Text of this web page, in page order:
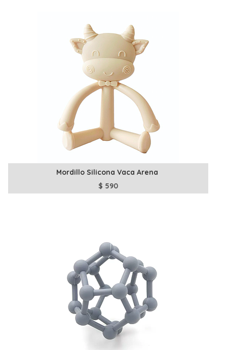
Mordillo Silicona Vaca Arena
$ 590